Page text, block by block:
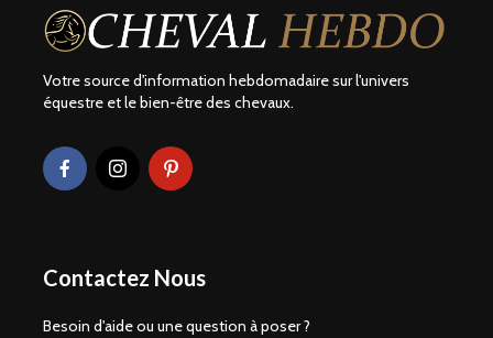
Votre source d'information hebdomadaire sur l'univers
équestre et le bien-être des chevaux.
Contactez Nous
Besoin d'aide ou une question à poser ?